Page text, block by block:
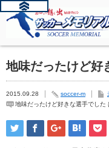
地味だったけど好
2015.09.28 soccer-m
地味だったけど好きな選手でした